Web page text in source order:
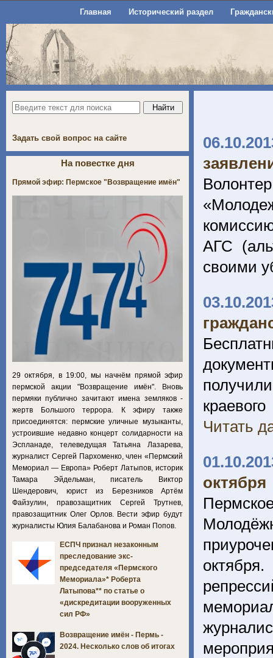
Главная Исторический раздел
АГС
своими
Читать
октября
Задать свой вопрос на сайте
На повестке дня
Прямой эфир: Пермское "Возвращение имён"
29 октября, в 19:00, мы начнём прямой эфир
пермской акции "Возвращение имён". Вновь
пермяки публично зачитают имена земляков -
жертв Большого террора. К эфиру также
присоединятся: пермские уличные музыканты,
устроившие недавно концерт солидарности на
Эспланаде, телеведущая Татьяна Лазарева,
журналист Сергей Пархоменко, член «Пермский
Мемориал — Европа» Роберт Латыпов, историк
Тамара Эйдельман, писатель Виктор
Шендерович, юрист из Березников Артём
Файзулин, правозащитник Сергей Трутнев,
правозащитник Олег Орлов. Вести эфир будут
журналисты Юлия Балабанова и Роман Попов.
ЕСПЧ признал незаконным
преследование экс-
председателя «Пермского
Мемориала»* Роберта
Латыпова** по статье о
«дискредитации вооруженных
сил РФ»
Возвращение имён - Пермь -
2024. Несколько слов об итогах